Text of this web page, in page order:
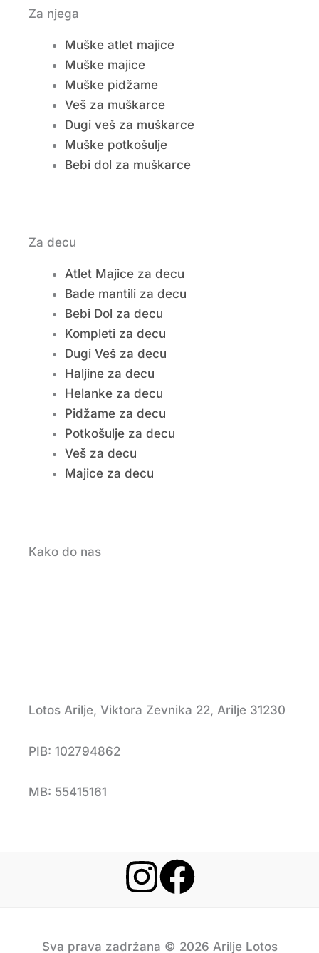
Za njega
Muške atlet majice
Muške majice
Muške pidžame
Veš za muškarce
Dugi veš za muškarce
Muške potkošulje
Bebi dol za muškarce
Za decu
Atlet Majice za decu
Bade mantili za decu
Bebi Dol za decu
Kompleti za decu
Dugi Veš za decu
Haljine za decu
Helanke za decu
Pidžame za decu
Potkošulje za decu
Veš za decu
Majice za decu
Kako do nas
Lotos Arilje, Viktora Zevnika 22, Arilje 31230
PIB: 102794862
MB: 55415161
Sva prava zadržana © 2026 Arilje Lotos